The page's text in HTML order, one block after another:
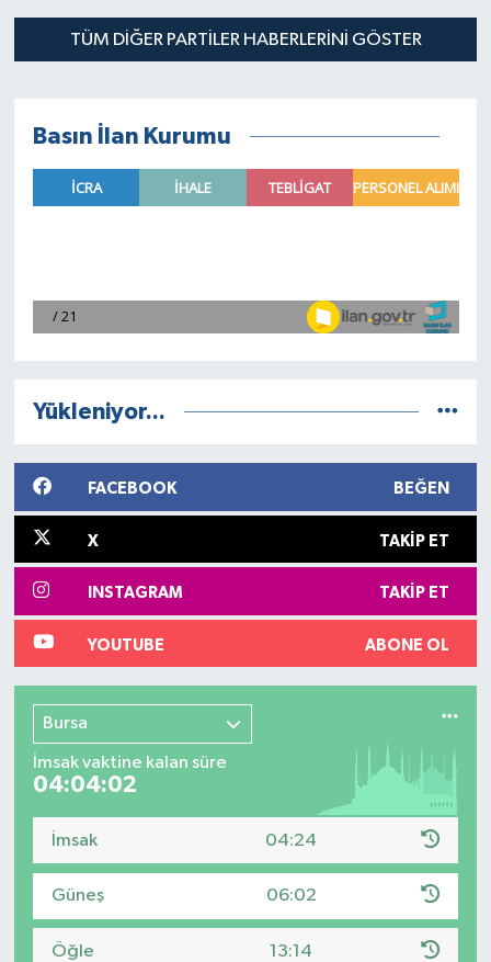
TÜM DİĞER PARTİLER HABERLERINI GÖSTER
Basın İlan Kurumu
Yükleniyor...
FACEBOOK BEĞEN
X TAKIP ET
INSTAGRAM TAKIP ET
YOUTUBE ABONE OL
Bursa
İmsak vaktine kalan süre
04:04:02
İmsak 04:24
Güneş 06:02
Öğle 13:14
SPOR